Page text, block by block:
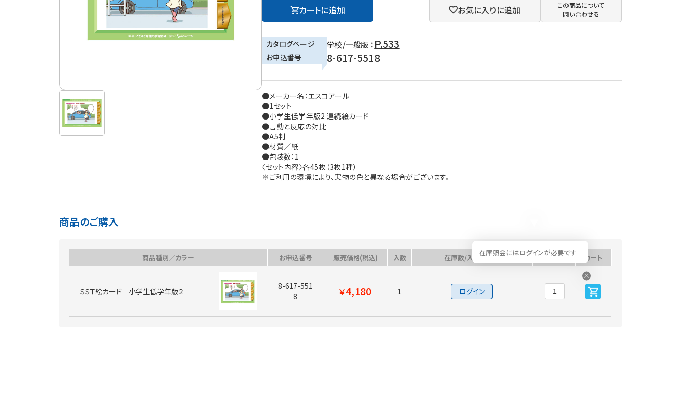
カートに追加 お気に入りに追加
この商品について
問い合わせる
カタログページ 学校/一般版 ： P.533
お申込番号 8-617-5518
●メーカー名：エスコアール
●1セット
●小学生低学年版2 連続絵カード
●言動と反応の対比
●A5判
●材質／紙
●包装数：1
〈セット内容〉各45枚（3枚1種）
※ご利用の環境により、実物の色と異なる場合がございます。
商品のご購入
商品種別／カラー お申込番号 販売価格(税込) 入数 在庫数/入荷予定日
在庫照会にはログインが必要です
数量 カート
ＳＳＴ絵カード 小学生低学年版２
8-617-551
8
￥4,180 1 ログイン